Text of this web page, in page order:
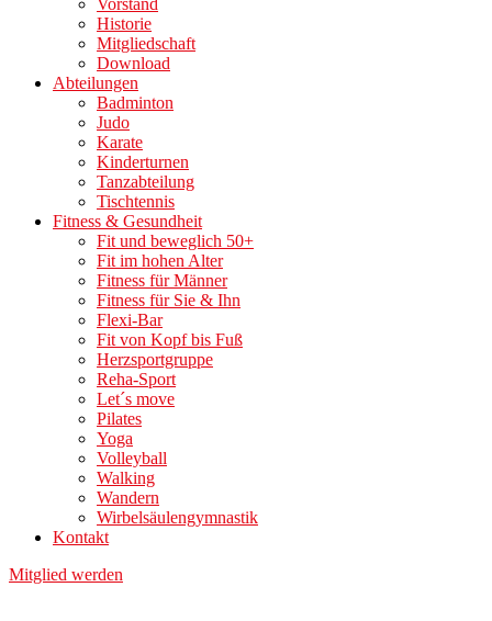
Vorstand
Historie
Mitgliedschaft
Download
Abteilungen
Badminton
Judo
Karate
Kinderturnen
Tanzabteilung
Tischtennis
Fitness & Gesundheit
Fit und beweglich 50+
Fit im hohen Alter
Fitness für Männer
Fitness für Sie & Ihn
Flexi-Bar
Fit von Kopf bis Fuß
Herzsportgruppe
Reha-Sport
Let´s move
Pilates
Yoga
Volleyball
Walking
Wandern
Wirbelsäulengymnastik
Kontakt
Mitglied werden